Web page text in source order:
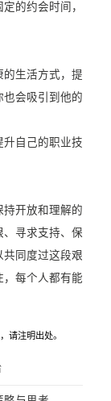
的约会时间，
生活方式，提
会吸引到他的
自己的职业技
持开放和理解的
寻求支持、保
同度过这段艰
每个人都有能
请注明出处。